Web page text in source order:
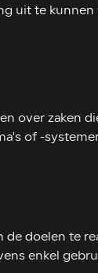
uit te kunnen
over zaken
of -
doelen te
enkel